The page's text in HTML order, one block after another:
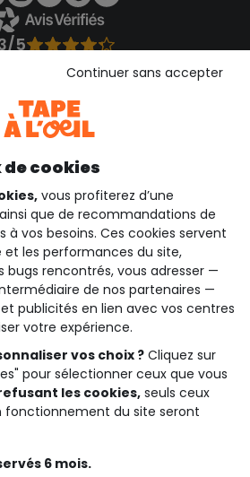
5
de confiance
notre application
notre application
et d'utilisation
de cookies
vous profiterez d’une
que de recommandations de
à vos besoins. Ces cookies servent
et les performances du site,
bugs rencontrés, vous adresser —
de nos partenaires —
publicités en lien avec vos centres
votre expérience.
vos choix ? Cliquez sur
pour sélectionner ceux que vous
les cookies,seuls ceux
fonctionnement du site seront
6 mois.
Continuer sans accepter